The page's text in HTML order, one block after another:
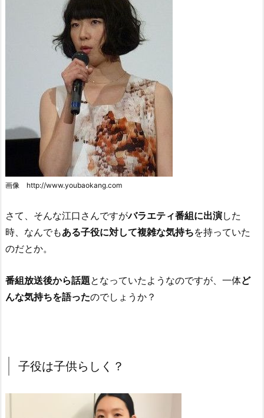
画像 http://www.youbaokang.com
さて、そんな江口さんですがバラエティ番組に出演した
時、なんでもある子役に対して複雑な気持ちを持っていた
のだとか。
番組放送後から話題となっていたようなのですが、一体ど
んな気持ちを語ったのでしょうか？
子役は子供らしく？